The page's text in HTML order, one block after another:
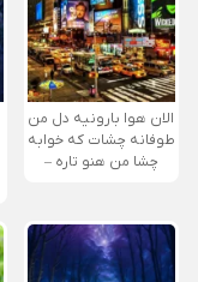
الان هوا بارونیه دل من
طوفانه چشات که خوابه
چشا من هنو تاره –